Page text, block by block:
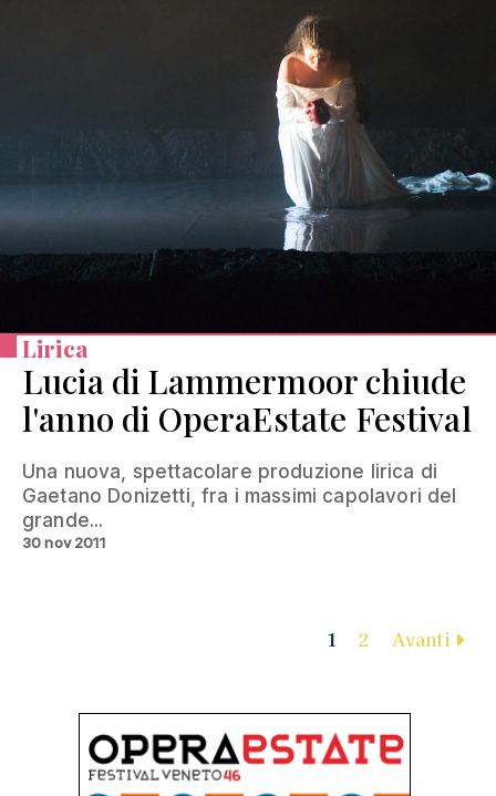
Lirica
Lucia di Lammermoor chiude
l'anno di OperaEstate Festival
Una nuova, spettacolare produzione lirica di
Gaetano Donizetti, fra i massimi capolavori del
grande...
30 nov 2011
1 2 Avanti